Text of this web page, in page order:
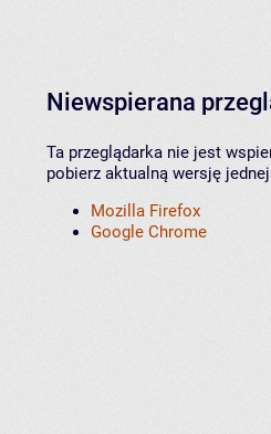
Niewspierana
Ta przeglądarka nie jest
pobierz aktualną wersję
Mozilla Firefox
Google Chrome